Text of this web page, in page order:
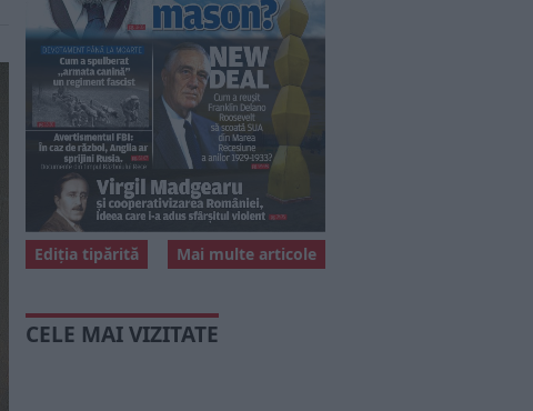
Mai multe articole
Ediția tipărită
CELE MAI VIZITATE